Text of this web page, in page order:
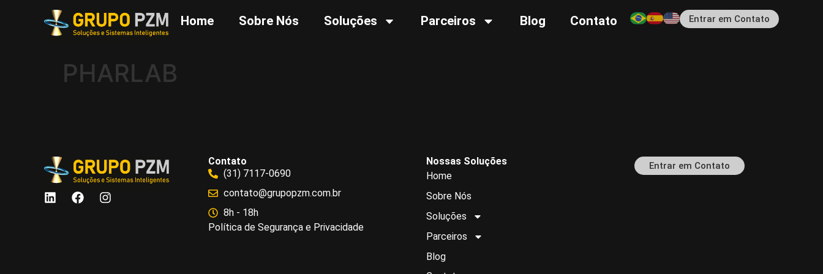
Home Sobre Nós Soluções Parceiros Blog Contato Entrar em Contato
PHARLAB
Contato
(31) 7117-0690
contato@grupopzm.com.br
8h - 18h
Política de Segurança e Privacidade
Nossas Soluções
Home
Sobre Nós
Soluções
Parceiros
Blog
Entrar em Contato